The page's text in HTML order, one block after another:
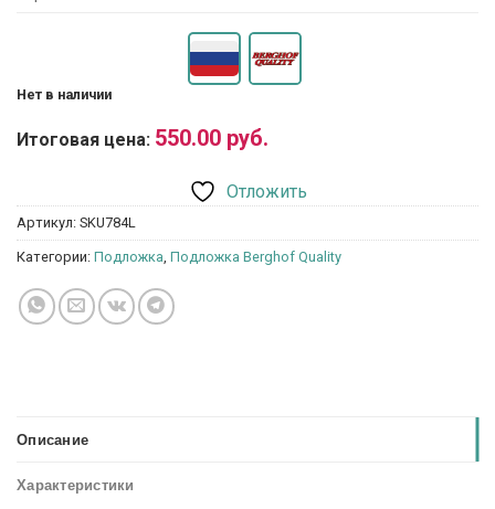
Нет в наличии
Итоговая цена: 550.00 руб.
Отложить
Артикул: SKU784L
Категории: Подложка, Подложка Berghof Quality
Описание
Характеристики